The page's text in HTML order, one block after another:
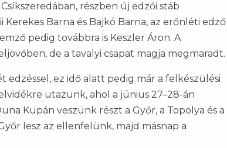
részben új edzői stáb
Barna és Bajkó Barna, az erőnléti edző
pedig továbbra is Keszler Áron. A
de a tavalyi csapat magja megmaradt.
ez idő alatt pedig már a felkészülési
utazunk, ahol a június 27–28-án
Kupán veszünk részt a Győr, a Topolya és a
lesz az ellenfelünk, majd másnap a